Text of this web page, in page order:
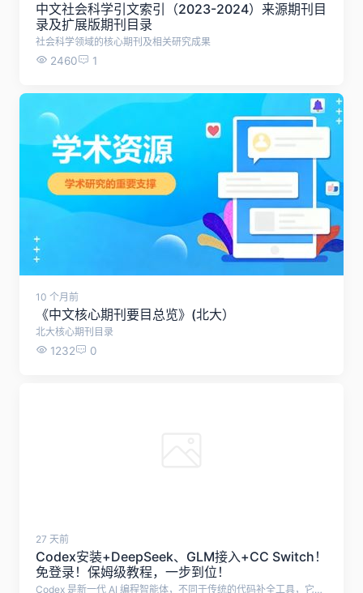
中文社会科学引文索引（2023-2024）来源期刊目
录及扩展版期刊目录
社会科学领域的核心期刊及相关研究成果
2460 1
10 个月前
《中文核心期刊要目总览》(北大）
北大核心期刊目录
1232 0
27 天前
Codex安装+DeepSeek、GLM接入+CC Switch！
免登录！保姆级教程，一步到位！
Codex 是新一代 AI 编程智能体，不同于传统的代码补全工具，它不仅能生成代码，还能理解整个项目、自动修改与重构、执行任务，并深度参与软件开发的全流程。 本文档从零开始，教大家使用Codex，小白也能学会！ 首先，下载Codex安装包：https://openai.com/zh-Hans-CN/codex/，下载后运行安装包 或者使用最简单的方式，直接在电脑Microsoft Store中，搜索codex，点击获取 安装成功后，打开Codex，打开后是这样的界面，需要我们登录，这一步可以先不管，直接退出。 然后，需要下载CC Switch工具，帮助我们配置Codex 下载地址：https://www.ccswitch.io/zh/ 点击免费下载后，跳转Github，根据电脑系统选择合适的安装包，我这里使用的是Windows便携版，无需安装的版本。 下载解压之后，双击运行cc-switch.exe 打开cc-switch之后，点击上方ChatGPT图标，再点击右侧的加号 在这里，可以选择配置各种大模型了，这里推荐字节跳动旗下的方舟 Agent Plan，最新支持 GLM-5.2 与 Kimi-K2.7，限时 9.9 元起，加量不加价。 添加之后，点击编辑进行配置 需要填入API Key，以及修改API 请求地址，其余设置默认即可。 API购买地址：https://www.volcengine.com/activity/agentplan 点击购买9.9元套餐，购买成功后点击开启使用 将API 请求地址改为：https://ark.cn-beijing.volces.com/api/plan/v3 可选择模式使用的大模型，推荐GLM-5.2 复制API Key填入cc-switch，然后点击保存。 配置成功后，点击启用，这时候会提示你，需要开启路由 开启路由，点击左上方设置按钮，点击路由，勾选这三个选项。 以上，就配置成功了。重启Codex，就能使用Codex了。